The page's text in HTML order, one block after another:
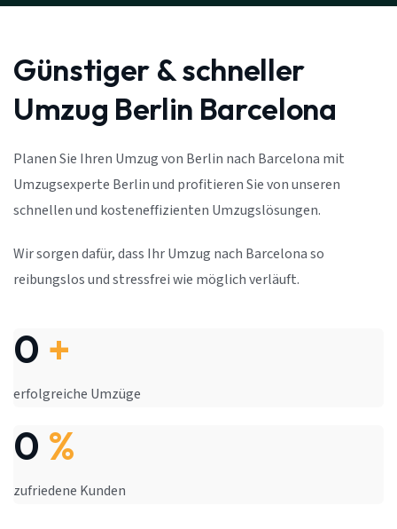
Günstiger & schneller
Umzug Berlin Barcelona
Planen Sie Ihren Umzug von Berlin nach Barcelona mit
Umzugsexperte Berlin und profitieren Sie von unseren
schnellen und kosteneffizienten Umzugslösungen.
Wir sorgen dafür, dass Ihr Umzug nach Barcelona so
reibungslos und stressfrei wie möglich verläuft.
0 +
erfolgreiche Umzüge
0 %
zufriedene Kunden